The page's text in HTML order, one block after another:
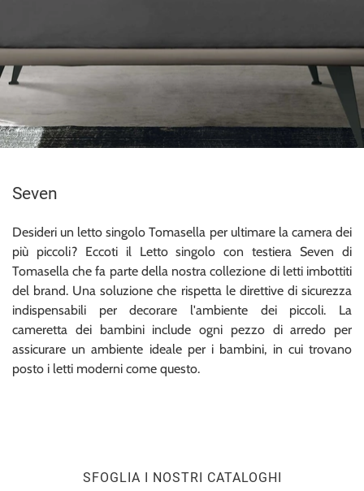
Seven
Desideri un letto singolo Tomasella per ultimare la camera dei
più piccoli? Eccoti il Letto singolo con testiera Seven di
Tomasella che fa parte della nostra collezione di letti imbottiti
del brand. Una soluzione che rispetta le direttive di sicurezza
indispensabili per decorare l'ambiente dei piccoli. La
cameretta dei bambini include ogni pezzo di arredo per
assicurare un ambiente ideale per i bambini, in cui trovano
posto i letti moderni come questo.
SFOGLIA I NOSTRI CATALOGHI